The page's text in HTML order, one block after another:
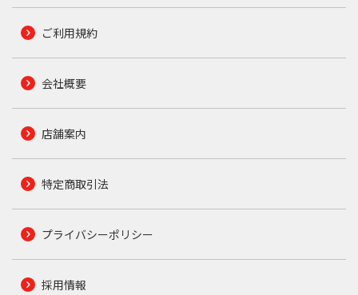
ご利用規約
会社概要
店舗案内
特定商取引法
プライバシーポリシー
採用情報